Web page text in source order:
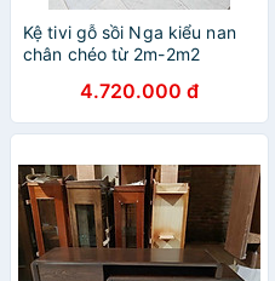
Kệ tivi gỗ sồi Nga kiểu nan
chân chéo từ 2m-2m2
4.720.000 đ